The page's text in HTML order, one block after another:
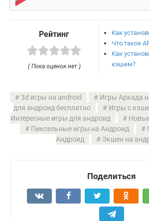
Рейтинг
( Пока оценок нет )
Как
Что такое
Как
кэшем?
3d игры на android Игры Аркада
для андроид бесплатно
Игры с
Интересные игры для андроид
Пиксельные игры на Андроид
Андроид
Экшен на
Поделиться